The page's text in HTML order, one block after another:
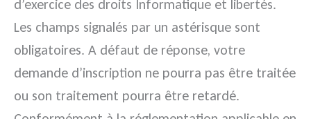
d’exercice des droits Informatique et libertés.
Les champs signalés par un astérisque sont
obligatoires. A défaut de réponse, votre
demande d’inscription ne pourra pas être traitée
ou son traitement pourra être retardé.